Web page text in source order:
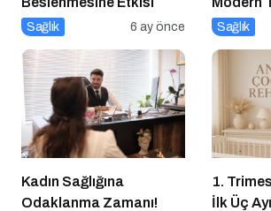
Sağlık 6 ay önce Sağlık
Kadın Sağlığına
Odaklanma Zamanı!
1.
İlk Üç